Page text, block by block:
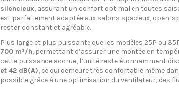
silencieux, assurant un confort optimal en toutes
est parfaitement adaptée aux salons spacieux, open-
rester constant et agréable.
Plus large et plus puissante que les modèles 25P ou
700 m³/h, permettant d’assurer une montée en
cette puissance accrue, l’unité reste étonnamment
et 42 dB(A), ce qui demeure très confortable même
possible grâce à une optimisation du ventilateur, des